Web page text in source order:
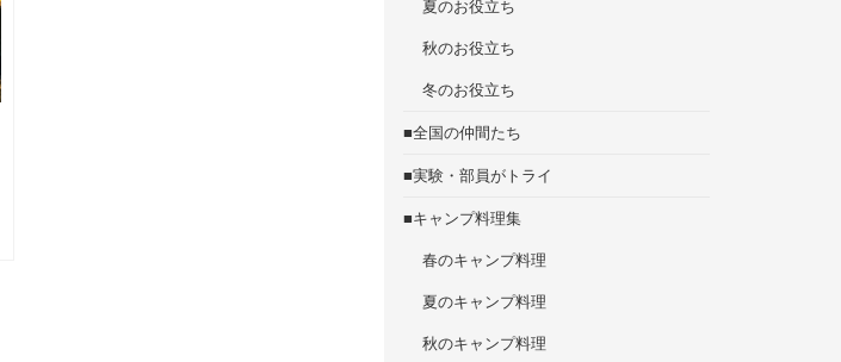
夏のお役立ち
秋のお役立ち
冬のお役立ち
■全国の仲間たち
■実験・部員がトライ
■キャンプ料理集
春のキャンプ料理
夏のキャンプ料理
秋のキャンプ料理